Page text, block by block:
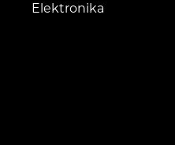
Elektronika